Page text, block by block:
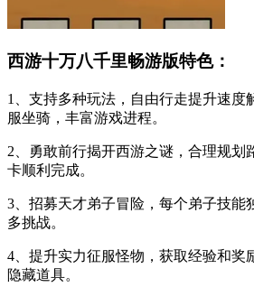
西游十万八千里畅游版特色：
1、支持多种玩法，自由行走提升速度
服坐骑，丰富游戏进程。
2、勇敢前行揭开西游之谜，合理规划
卡顺利完成。
3、招募天才弟子冒险，每个弟子技能
多挑战。
4、提升实力征服怪物，获取经验和奖
隐藏道具。